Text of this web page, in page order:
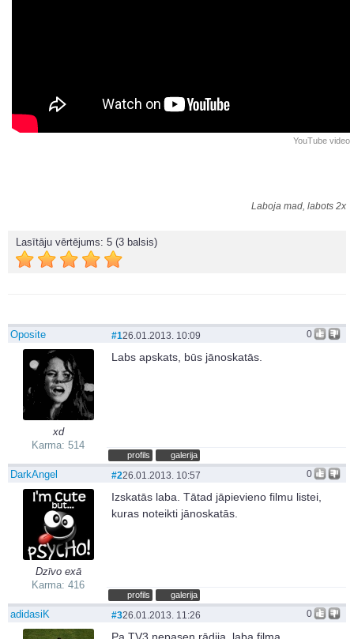
YouTube video
Laboja mad, labots 2x
Lasītāju vērtējums: 5 (3 balsis)
Oposite
xd
Karma: 514
0
#126.01.2013. 10:09
Labs apskats, būs jānoskatās.
profils galerija
DarkAngel
Dzīvo exā
Karma: 416
0
#226.01.2013. 10:57
Izskatās laba. Tātad jāpievieno filmu listei,
kuras noteikti jānoskatās.
profils galerija
adidasiK 0
#326.01.2013. 11:26
Pa TV3 nepasen rādija, laba filma